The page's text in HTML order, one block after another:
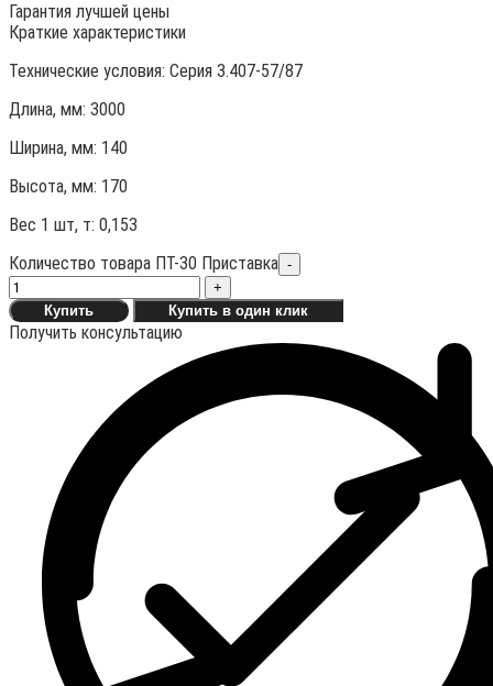
Гарантия лучшей цены
Краткие характеристики
Технические условия: Серия 3.407-57/87
Длина, мм: 3000
Ширина, мм: 140
Высота, мм: 170
Вес 1 шт, т: 0,153
Количество товара ПТ-30 Приставка -
+
Купить
Купить в один клик
Получить консультацию